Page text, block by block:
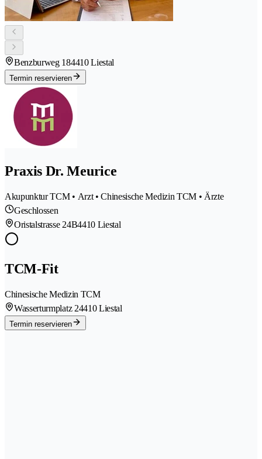
Benzburweg 184410 Liestal
Termin reservieren
Praxis Dr. Meurice
Akupunktur TCM • Arzt • Chinesische Medizin TCM • Ärzte
Geschlossen
Oristalstrasse 24B4410 Liestal
TCM-Fit
Chinesische Medizin TCM
Wasserturmplatz 24410 Liestal
Termin reservieren